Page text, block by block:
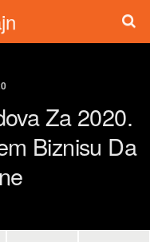
Za 2020.
Biznisu Da